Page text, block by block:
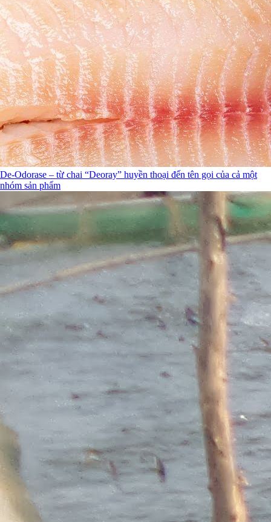
De-Odorase – từ chai “Deoray” huyền thoại đến tên gọi của cả một
nhóm sản phẩm